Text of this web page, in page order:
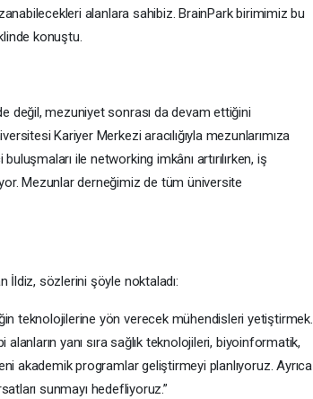
alanlara sahibiz. BrainPark birimimiz bu
konuştu.
değil, mezuniyet sonrası da devam ettiğini
Kariyer Merkezi aracılığıyla mezunlarımıza
ile networking imkânı artırılırken, iş
Mezunlar derneğimiz de tüm üniversite
İldiz, sözlerini şöyle noktaladı:
teknolojilerine yön verecek mühendisleri yetiştirmek.
yanı sıra sağlık teknolojileri, biyoinformatik,
akademik programlar geliştirmeyi planlıyoruz. Ayrıca
sunmayı hedefliyoruz.”